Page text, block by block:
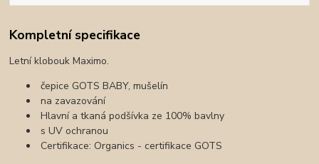
Kompletní specifikace
Letní klobouk Maximo.
čepice GOTS BABY, mušelín
na zavazování
Hlavní a tkaná podšívka ze 100% bavlny
s UV ochranou
Certifikace: Organics - certifikace GOTS